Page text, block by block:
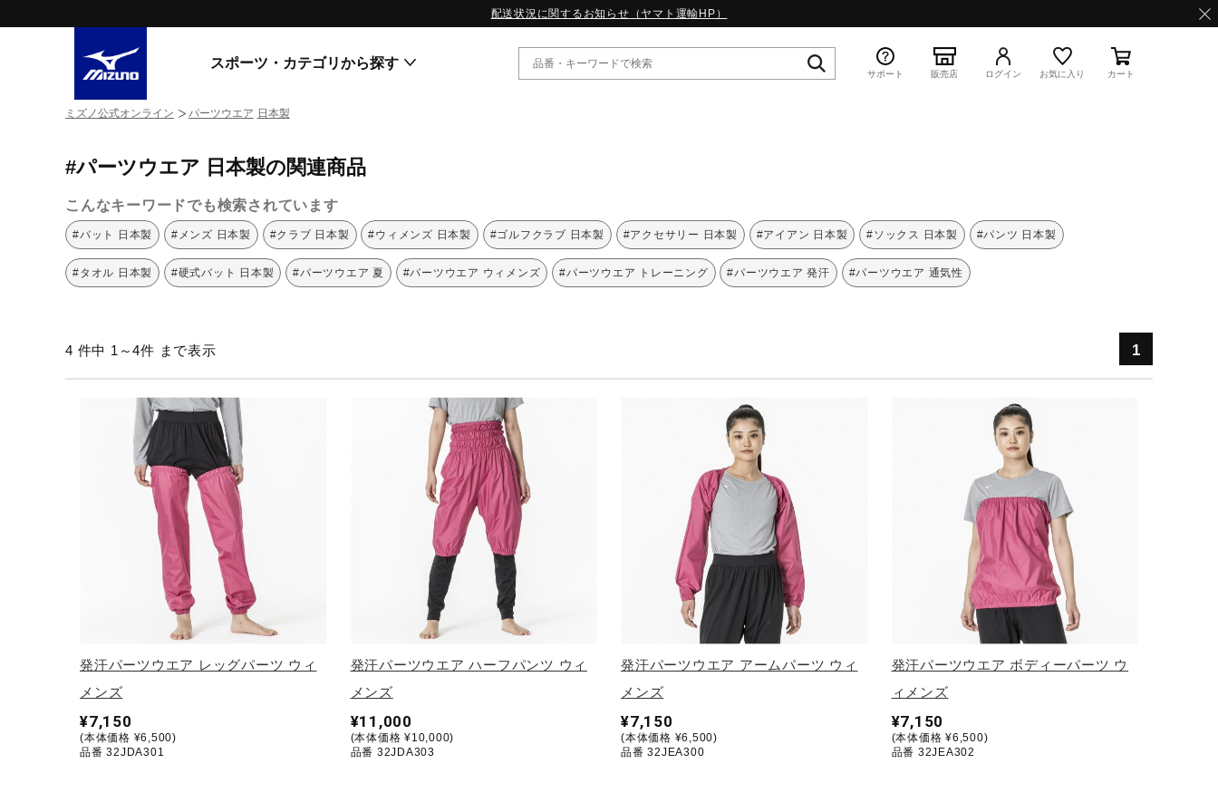
配送状況に関するお知らせ（ヤマト運輸HP）
スポーツ・カテゴリから探す
ライフスタイルウエア
ランニング
サッカー／フットサル
トレーニング
バレーボール
テニス／ソフトテニス
バドミントン
ウィンタースポーツ
ワーキング
ウォーキングシューズ
ライフスタイルグッズ
インナー
WAVE PROPHECY
MORELIA LS
WAVE RIDER
MXR
ゴアテックス
W.PROPHECY1｜特集
WP MAGIC MITA｜特集
WP STRAP｜特集
スペシャルカラーパック｜特集
スニーカー商品をすべて見る
サポート 販売店 ログイン お気に入り カート
ミズノ公式オンライン パーツウエア 日本製
#パーツウエア 日本製の関連商品
こんなキーワードでも検索されています
#バット 日本製 #メンズ 日本製 #クラブ 日本製 #ウィメンズ 日本製 #ゴルフクラブ 日本製 #アクセサリー 日本製 #アイアン 日本製 #ソックス 日本製 #パンツ 日本製
#タオル 日本製 #硬式バット 日本製 #パーツウエア 夏 #パーツウエア ウィメンズ #パーツウエア トレーニング #パーツウエア 発汗 #パーツウエア 通気性
4 件中 1～4件 まで表示 1
発汗パーツウエア レッグパーツ ウィ
メンズ
¥7,150
(本体価格 ¥6,500)
品番 32JDA301
発汗パーツウエア ハーフパンツ ウィ
メンズ
¥11,000
(本体価格 ¥10,000)
品番 32JDA303
発汗パーツウエア アームパーツ ウィ
メンズ
¥7,150
(本体価格 ¥6,500)
品番 32JEA300
発汗パーツウエア ボディーパーツ ウ
ィメンズ
¥7,150
(本体価格 ¥6,500)
品番 32JEA302